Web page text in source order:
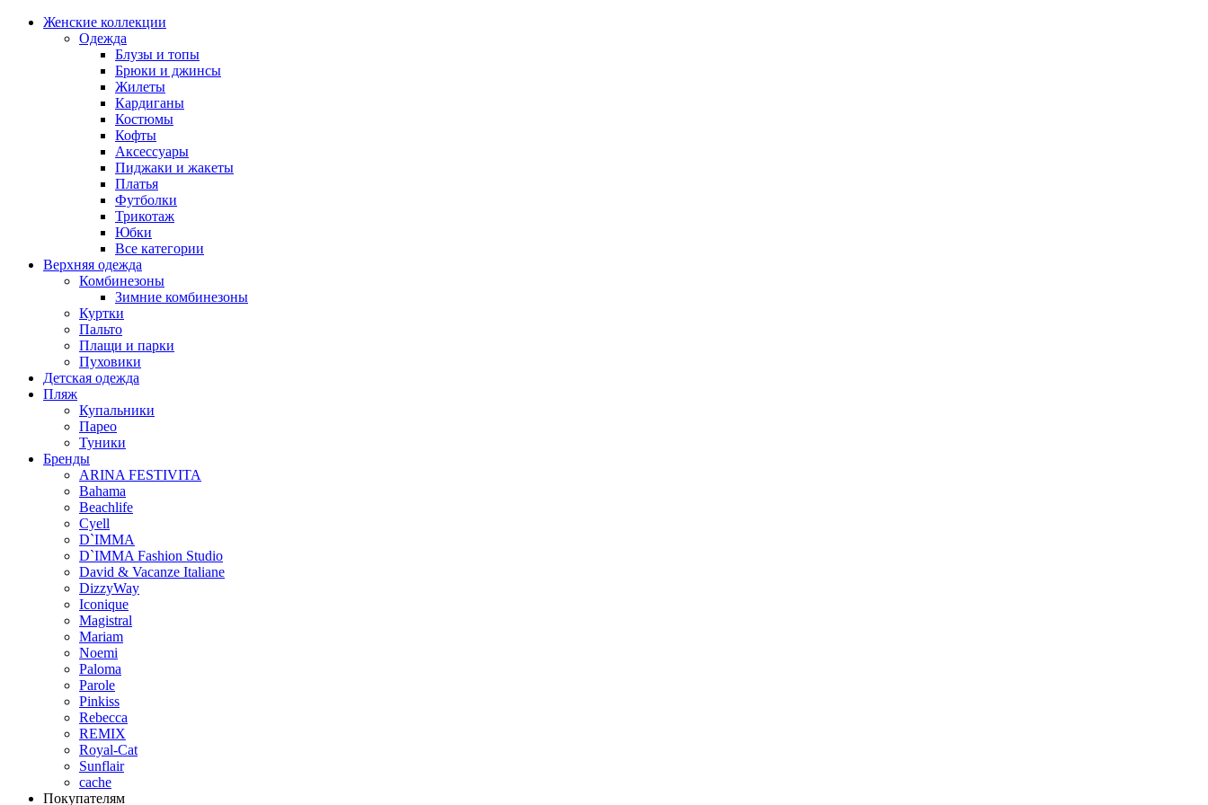
Женские коллекции
Одежда
Блузы и топы
Брюки и джинсы
Жилеты
Кардиганы
Костюмы
Кофты
Аксессуары
Пиджаки и жакеты
Платья
Футболки
Трикотаж
Юбки
Все категории
Верхняя одежда
Комбинезоны
Зимние комбинезоны
Куртки
Пальто
Плащи и парки
Пуховики
Детская одежда
Пляж
Купальники
Парео
Туники
Бренды
ARINA FESTIVITA
Bahama
Beachlife
Cyell
D`IMMA
D`IMMA Fashion Studio
David & Vacanze Italiane
DizzyWay
Iconique
Magistral
Mariam
Noemi
Paloma
Parole
Pinkiss
Rebecca
REMIX
Royal-Cat
Sunflair
cache
Покупателям